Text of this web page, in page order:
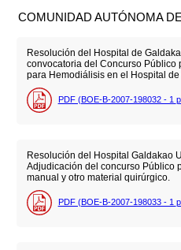
COMUNIDAD AUTÓNOMA
Resolución del Hospital de
convocatoria del Concurso Público
para Hemodiálisis en el Hospital
PDF (BOE-B-2007-198032 - 1
Resolución del Hospital Galdakao
Adjudicación del concurso Público
manual y otro material quirúrgico.
PDF (BOE-B-2007-198033 - 1